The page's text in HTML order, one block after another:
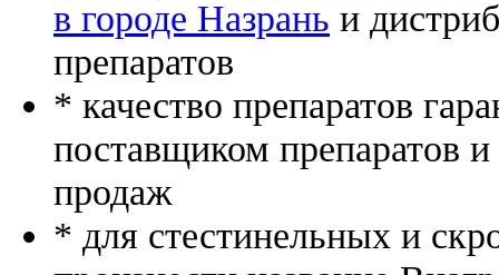
в городе Назрань и
препаратов
* качество препаратов
поставщиком препаратов
продаж
* для стестинельных и